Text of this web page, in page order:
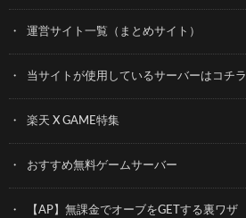
運営サイト一覧（まとめサイト）
当サイトが使用しているサーバーはコチラ
楽天 X GAME特集
おすすめ無料ゲームサーバー
【AP】無課金でオーブをGETする裏ワザ